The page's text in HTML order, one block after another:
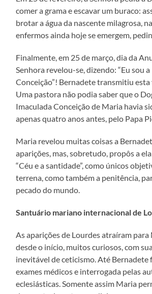
comer a grama e escavar um buraco:
brotar a água da nascente milagrosa,
enfermos ainda hoje se emergem,
Finalmente, em 25 de março, dia da
Senhora revelou-se, dizendo: “Eu sou
Conceição”! Bernadete transmitiu esta
Uma pastora não podia saber que o
Imaculada Conceição de Maria havia
apenas quatro anos antes, pelo Papa
Maria revelou muitas coisas a
aparições, mas, sobretudo, propôs a
“Céu e a santidade”, como únicos
terrena, como também a penitência,
pecado do mundo.
Santuário mariano internacional de
As aparições de Lourdes atraíram para
desde o início, muitos curiosos, com
inevitável de ceticismo. Até Bernadete
exames médicos e interrogada pelas
eclesiásticas. Somente assim Maria